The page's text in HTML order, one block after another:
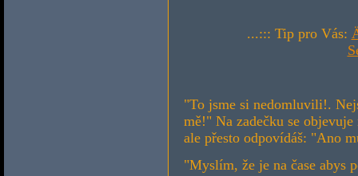
...::: Tip pro Vás:
"To jsme si nedomluvili!.
mě!" Na zadečku se
ale přesto odpovídáš: "Ano
"Myslím, že je na čase abys